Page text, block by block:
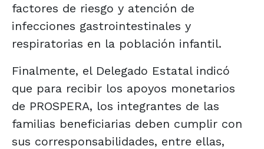
factores de riesgo y atención de
infecciones gastrointestinales y
respiratorias en la población infantil.
Finalmente, el Delegado Estatal indicó
que para recibir los apoyos monetarios
de PROSPERA, los integrantes de las
familias beneficiarias deben cumplir con
sus corresponsabilidades, entre ellas,